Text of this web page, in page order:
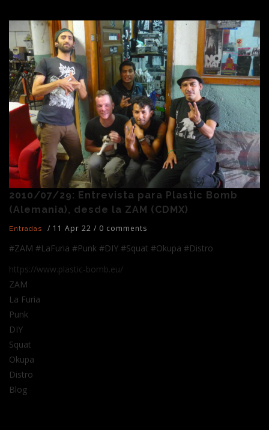
2010/07/29: Entrevista para Plastic Bomb
(Alemania), desde la ZAM (CDMX)
Entradas / 11 Apr 22 / 0 comments
#ZAM #LaFuria #Punk #DIY #Squat #Okupa #Distro
https://www.plastic-bomb.eu/
ZAM
La Furia
Punk
DIY
Squat
Okupa
Distro
Blog